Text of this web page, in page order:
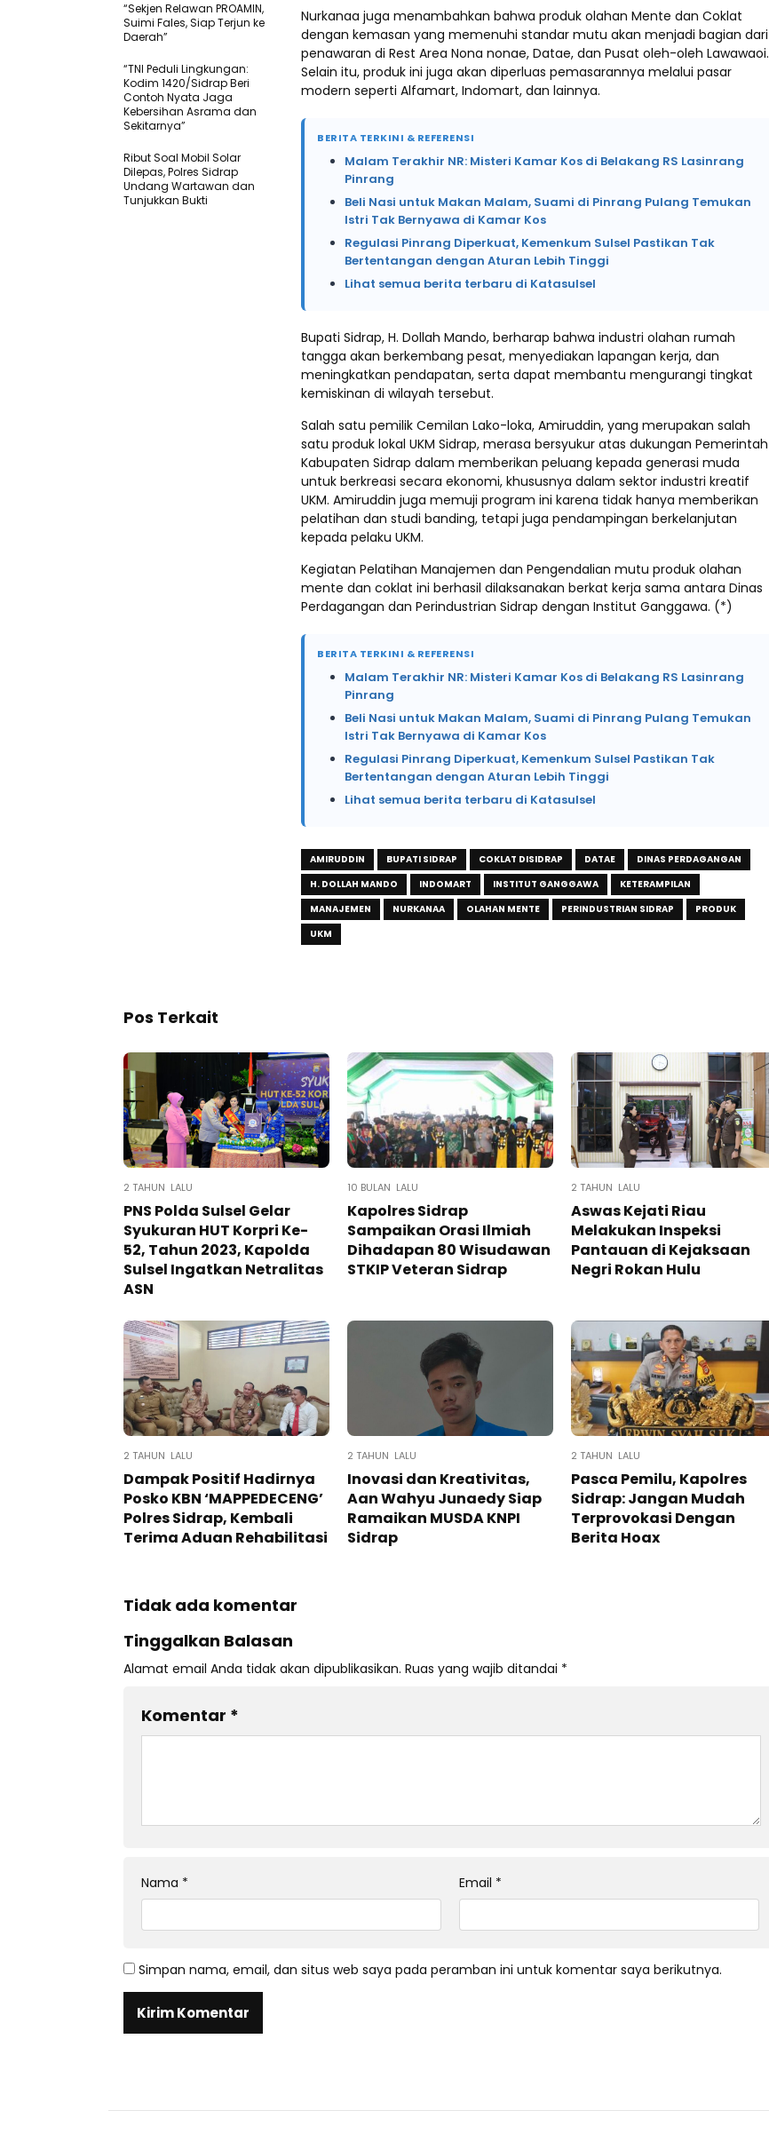
Nurkanaa juga menambahkan bahwa produk olahan Mente dan Coklat
dengan kemasan yang memenuhi standar mutu akan menjadi bagian dari
penawaran di Rest Area Nona nonae, Datae, dan Pusat oleh-oleh Lawawaoi.
Selain itu, produk ini juga akan diperluas pemasarannya melalui pasar
modern seperti Alfamart, Indomart, dan lainnya.
BERITA TERKINI & REFERENSI
Malam Terakhir NR: Misteri Kamar Kos di Belakang RS Lasinrang
Pinrang
Beli Nasi untuk Makan Malam, Suami di Pinrang Pulang Temukan
Istri Tak Bernyawa di Kamar Kos
Regulasi Pinrang Diperkuat, Kemenkum Sulsel Pastikan Tak
Bertentangan dengan Aturan Lebih Tinggi
Lihat semua berita terbaru di Katasulsel
Bupati Sidrap, H. Dollah Mando, berharap bahwa industri olahan rumah
tangga akan berkembang pesat, menyediakan lapangan kerja, dan
meningkatkan pendapatan, serta dapat membantu mengurangi tingkat
kemiskinan di wilayah tersebut.
Salah satu pemilik Cemilan Lako-loka, Amiruddin, yang merupakan salah
satu produk lokal UKM Sidrap, merasa bersyukur atas dukungan Pemerintah
Kabupaten Sidrap dalam memberikan peluang kepada generasi muda
untuk berkreasi secara ekonomi, khususnya dalam sektor industri kreatif
UKM. Amiruddin juga memuji program ini karena tidak hanya memberikan
pelatihan dan studi banding, tetapi juga pendampingan berkelanjutan
kepada pelaku UKM.
Kegiatan Pelatihan Manajemen dan Pengendalian mutu produk olahan
mente dan coklat ini berhasil dilaksanakan berkat kerja sama antara Dinas
Perdagangan dan Perindustrian Sidrap dengan Institut Ganggawa. (*)
BERITA TERKINI & REFERENSI
Malam Terakhir NR: Misteri Kamar Kos di Belakang RS Lasinrang
Pinrang
Beli Nasi untuk Makan Malam, Suami di Pinrang Pulang Temukan
Istri Tak Bernyawa di Kamar Kos
Regulasi Pinrang Diperkuat, Kemenkum Sulsel Pastikan Tak
Bertentangan dengan Aturan Lebih Tinggi
Lihat semua berita terbaru di Katasulsel
AMIRUDDIN BUPATI SIDRAP COKLAT DISIDRAP DATAE
DINAS PERDAGANGAN
H. DOLLAH MANDO
INDOMART INSTITUT GANGGAWA
KETERAMPILAN
MANAJEMEN
NURKANAA OLAHAN MENTE PERINDUSTRIAN SIDRAP
PRODUK
UKM
“Sekjen Relawan PROAMIN,
Suimi Fales, Siap Terjun ke
Daerah”
“TNI Peduli Lingkungan:
Kodim 1420/Sidrap Beri
Contoh Nyata Jaga
Kebersihan Asrama dan
Sekitarnya”
Ribut Soal Mobil Solar
Dilepas, Polres Sidrap
Undang Wartawan dan
Tunjukkan Bukti
Pos Terkait
2 TAHUN LALU
PNS Polda Sulsel Gelar
Syukuran HUT Korpri Ke-
52, Tahun 2023, Kapolda
Sulsel Ingatkan Netralitas
ASN
10 BULAN LALU
Kapolres Sidrap
Sampaikan Orasi Ilmiah
Dihadapan 80 Wisudawan
STKIP Veteran Sidrap
2 TAHUN LALU
Aswas Kejati Riau
Melakukan Inspeksi
Pantauan di Kejaksaan
Negri Rokan Hulu
2 TAHUN LALU
Dampak Positif Hadirnya
Posko KBN ‘MAPPEDECENG’
Polres Sidrap, Kembali
Terima Aduan Rehabilitasi
2 TAHUN LALU
Inovasi dan Kreativitas,
Aan Wahyu Junaedy Siap
Ramaikan MUSDA KNPI
Sidrap
2 TAHUN LALU
Pasca Pemilu, Kapolres
Sidrap: Jangan Mudah
Terprovokasi Dengan
Berita Hoax
Tidak ada komentar
Tinggalkan Balasan
Alamat email Anda tidak akan dipublikasikan. Ruas yang wajib ditandai *
Komentar *
Nama * Email *
Simpan nama, email, dan situs web saya pada peramban ini untuk komentar saya berikutnya.